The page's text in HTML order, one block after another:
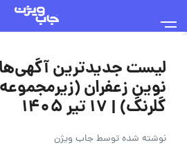
لیست جدیدترین
نوین زعفران
گلرنگ) | ۱۷ تیر ۱۴۰۵
نوشته شده توسطجاب ویژن